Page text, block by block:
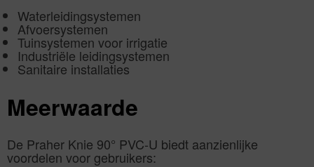
Waterleidingsystemen
Afvoersystemen
Tuinsystemen voor irrigatie
Industriële leidingsystemen
Sanitaire installaties
Meerwaarde
De Praher Knie 90° PVC-U biedt aanzienlijke
voordelen voor gebruikers: